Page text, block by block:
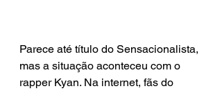
Parece até título do Sensacionalista,
mas a situação aconteceu com o
rapper Kyan. Na internet, fãs do